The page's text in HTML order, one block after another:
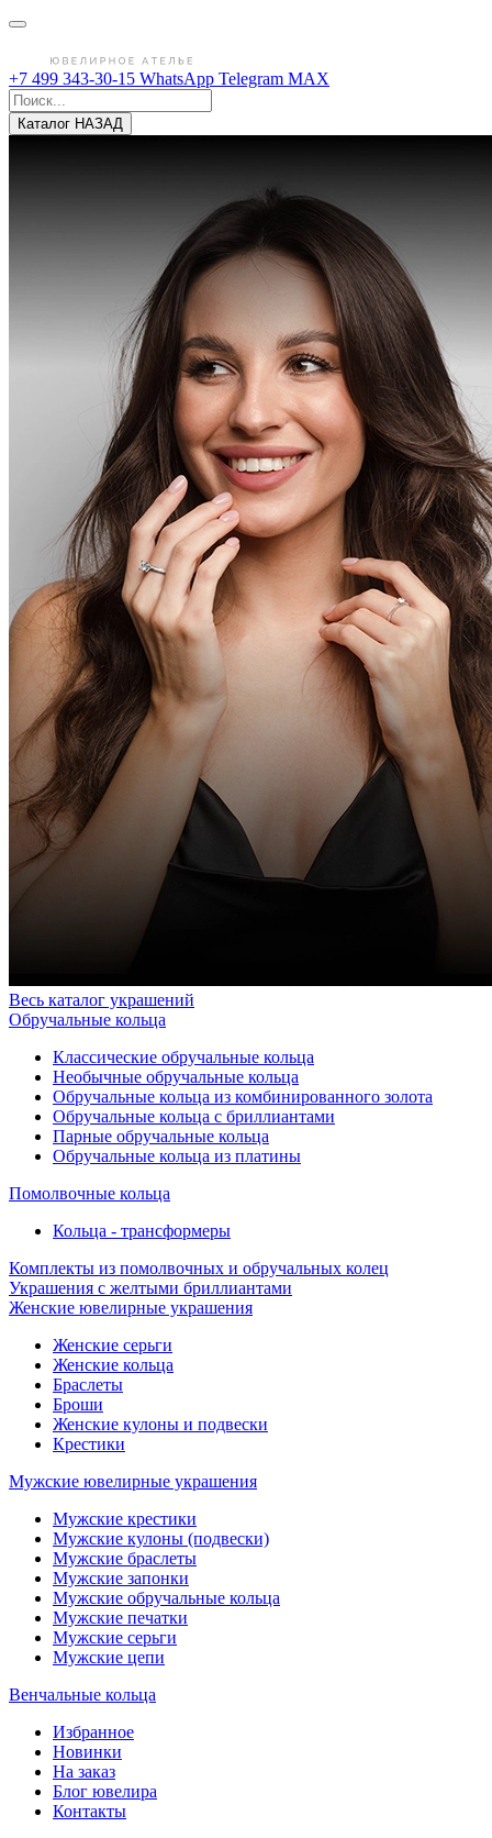
+7 499 343-30-15 WhatsApp Telegram MAX
Каталог НАЗАД
Весь каталог украшений
Обручальные кольца
Классические обручальные кольца
Необычные обручальные кольца
Обручальные кольца из комбинированного золота
Обручальные кольца с бриллиантами
Парные обручальные кольца
Обручальные кольца из платины
Помолвочные кольца
Кольца - трансформеры
Комплекты из помолвочных и обручальных колец
Украшения с желтыми бриллиантами
Женские ювелирные украшения
Женские серьги
Женские кольца
Браслеты
Броши
Женские кулоны и подвески
Крестики
Мужские ювелирные украшения
Мужские крестики
Мужские кулоны (подвески)
Мужские браслеты
Мужские запонки
Мужские обручальные кольца
Мужские печатки
Мужские серьги
Мужские цепи
Венчальные кольца
Избранное
Новинки
На заказ
Блог ювелира
Контакты